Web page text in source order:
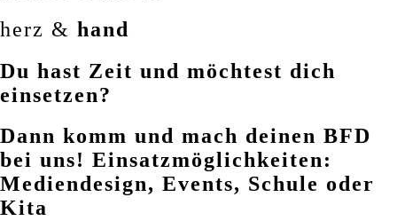
herz & hand
Du hast Zeit und möchtest dich
einsetzen?
Dann komm und mach deinen BFD
bei uns! Einsatzmöglichkeiten:
Mediendesign, Events, Schule oder
Kita